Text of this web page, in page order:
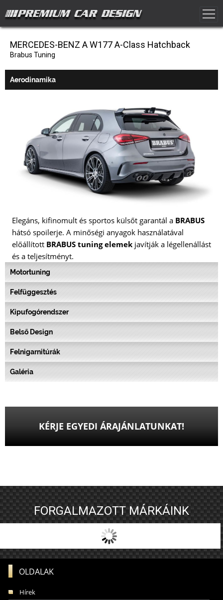
MERCEDES-BENZ A W177 A-Class Hatchback
Brabus Tuning
Aerodinamika
Elegáns, kifinomult és sportos külsőt garantál a BRABUS
hátsó spoilerje. A minőségi anyagok használatával
előállított BRABUS tuning elemek javítják a légellenállást
és a teljesítményt.
Motortuning
Felfüggesztés
Kipufogórendszer
Belső Design
Felnigarnitúrák
Galéria
KÉRJE EGYEDI ÁRAJÁNLATUNKAT!
FORGALMAZOTT MÁRKÁINK
OLDALAK
Hírek